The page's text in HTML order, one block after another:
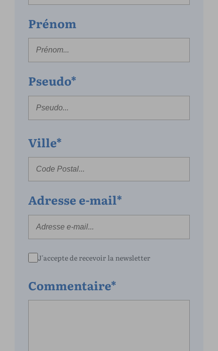
Prénom
Pseudo*
Ville*
Adresse e-mail*
J'accepte de recevoir la newsletter
Commentaire*